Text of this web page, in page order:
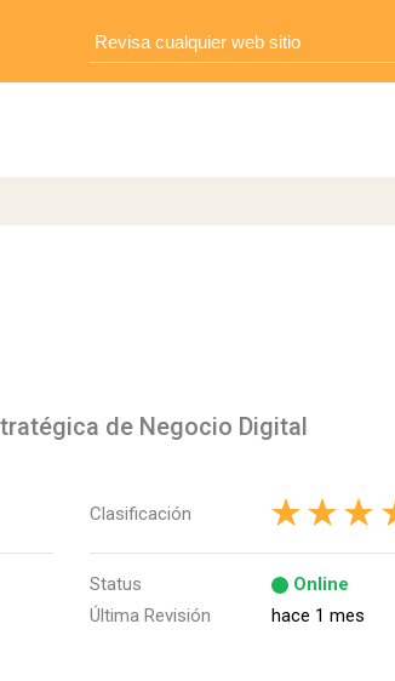
de Negocio Digital
Clasificación
Status
Online
Última Revisión
hace 1 mes